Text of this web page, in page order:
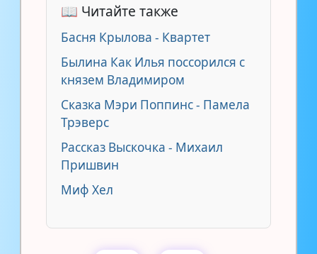
📖 Читайте также
Басня Крылова - Квартет
Былина Как Илья поссорился с
князем Владимиром
Сказка Мэри Поппинс - Памела
Трэверс
Рассказ Выскочка - Михаил
Пришвин
Миф Хел